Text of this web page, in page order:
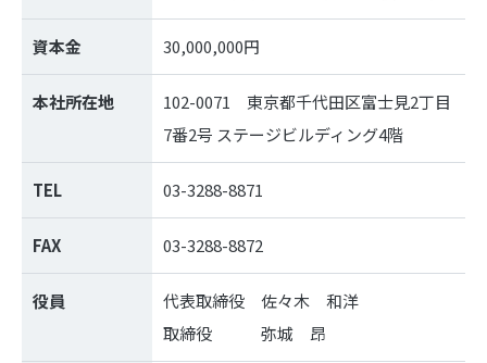
資本金 30,000,000円
本社所在地
102-0071 東京都千代田区富士見2丁目
7番2号 ステージビルディング4階
TEL 03-3288-8871
FAX 03-3288-8872
役員
代表取締役 佐々木 和洋
取締役 弥城 昂